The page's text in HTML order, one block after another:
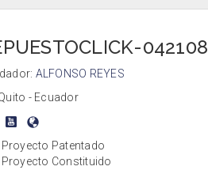
042108
ALFONSO REYES
- Ecuador
Proyecto Patentado
Proyecto Constituido